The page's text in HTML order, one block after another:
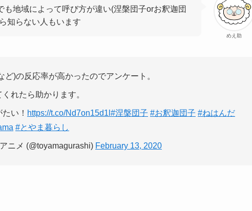
めえ助
も地域によって呼び方が違い(涅槃団子orお釈迦団
知らない人もいます
)の反応率が高かったのでアンケート。
れたら助かります。
い！ https://t.co/Nd7on15d1l #涅槃団子 #お釈迦団子 #ねはんだ
#とやま暮らし
ニメ (@toyamagurashi) February 13, 2020